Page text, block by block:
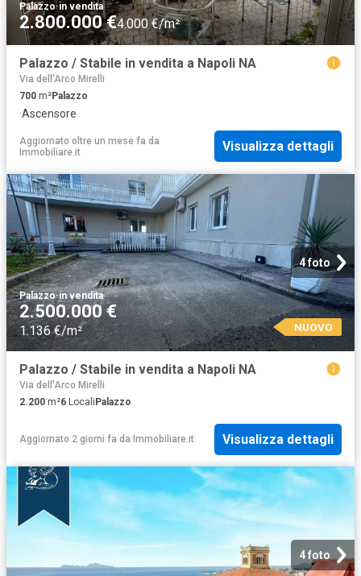
Palazzo·in vendita
2.800.000 €4.000 €/m²
Palazzo / Stabile in vendita a Napoli NA
Via dell'Arco Mirelli
700 m²Palazzo
·Ascensore
Aggiornato oltre un mese fa da
Immobiliare.it
Visualizza dettagli
4 foto
Palazzo·in vendita
2.500.000 €
1.136 €/m² NUOVO
Palazzo / Stabile in vendita a Napoli NA
Via dell'Arco Mirelli
2.200 m²6 LocaliPalazzo
Aggiornato 2 giorni fa da Immobiliare.it Visualizza dettagli
4 foto